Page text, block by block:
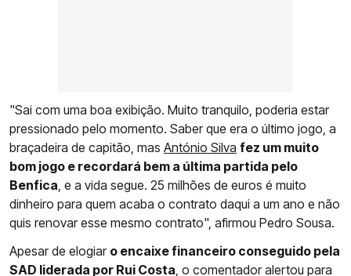
"Sai com uma boa exibição. Muito tranquilo, poderia estar
pressionado pelo momento. Saber que era o último jogo, a
braçadeira de capitão, mas António Silva fez um muito
bom jogo e recordará bem a última partida pelo
Benfica, e a vida segue. 25 milhões de euros é muito
dinheiro para quem acaba o contrato daqui a um ano e não
quis renovar esse mesmo contrato", afirmou Pedro Sousa.
Apesar de elogiar o encaixe financeiro conseguido pela
SAD liderada por Rui Costa, o comentador alertou para